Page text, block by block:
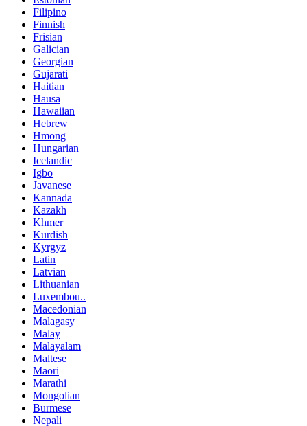
Filipino
Finnish
Frisian
Galician
Georgian
Gujarati
Haitian
Hausa
Hawaiian
Hebrew
Hmong
Hungarian
Icelandic
Igbo
Javanese
Kannada
Kazakh
Khmer
Kurdish
Kyrgyz
Latin
Latvian
Lithuanian
Luxembou..
Macedonian
Malagasy
Malay
Malayalam
Maltese
Maori
Marathi
Mongolian
Burmese
Nepali